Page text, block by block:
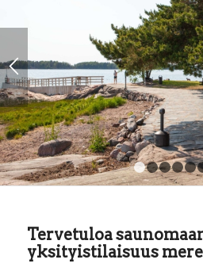
Tervetuloa
yksityistilaisuus